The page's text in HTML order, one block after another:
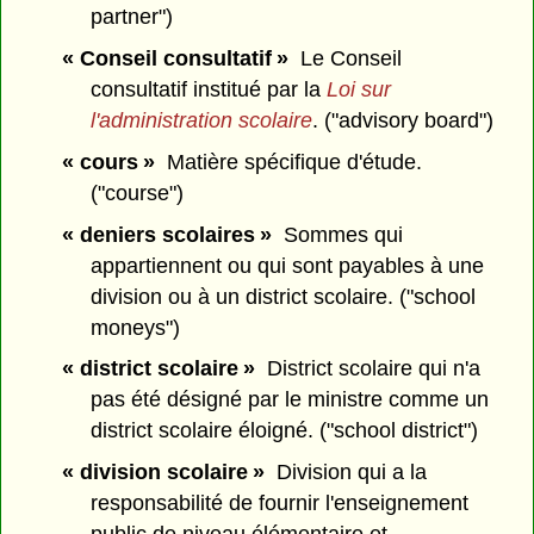
partner")
« Conseil consultatif »Le Conseil
consultatif institué par laLoi sur
l'administration scolaire. ("advisory board")
« cours »Matière spécifique d'étude.
("course")
« deniers scolaires »Sommes qui
appartiennent ou qui sont payables à une
division ou à un district scolaire. ("school
moneys")
« district scolaire »District scolaire qui n'a
pas été désigné par le ministre comme un
district scolaire éloigné. ("school district")
« division scolaire »Division qui a la
responsabilité de fournir l'enseignement